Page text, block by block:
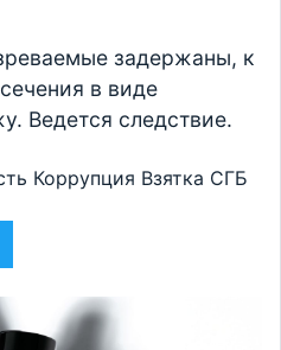
задержаны, к
в виде
Ведется следствие.
Коррупция Взятка СГБ